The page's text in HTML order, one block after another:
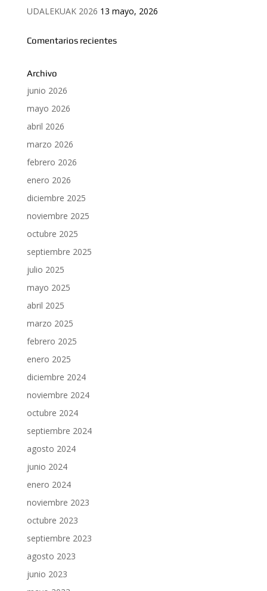
UDALEKUAK 2026 13 mayo, 2026
Comentarios recientes
Archivo
junio 2026
mayo 2026
abril 2026
marzo 2026
febrero 2026
enero 2026
diciembre 2025
noviembre 2025
octubre 2025
septiembre 2025
julio 2025
mayo 2025
abril 2025
marzo 2025
febrero 2025
enero 2025
diciembre 2024
noviembre 2024
octubre 2024
septiembre 2024
agosto 2024
junio 2024
enero 2024
noviembre 2023
octubre 2023
septiembre 2023
agosto 2023
junio 2023